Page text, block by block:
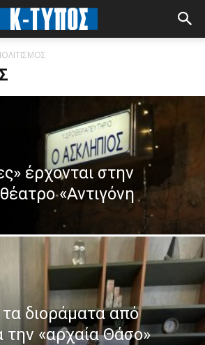
έρχονται στην
«Αντιγόνη
διοράματα από
την «αρχαία Θάσο»